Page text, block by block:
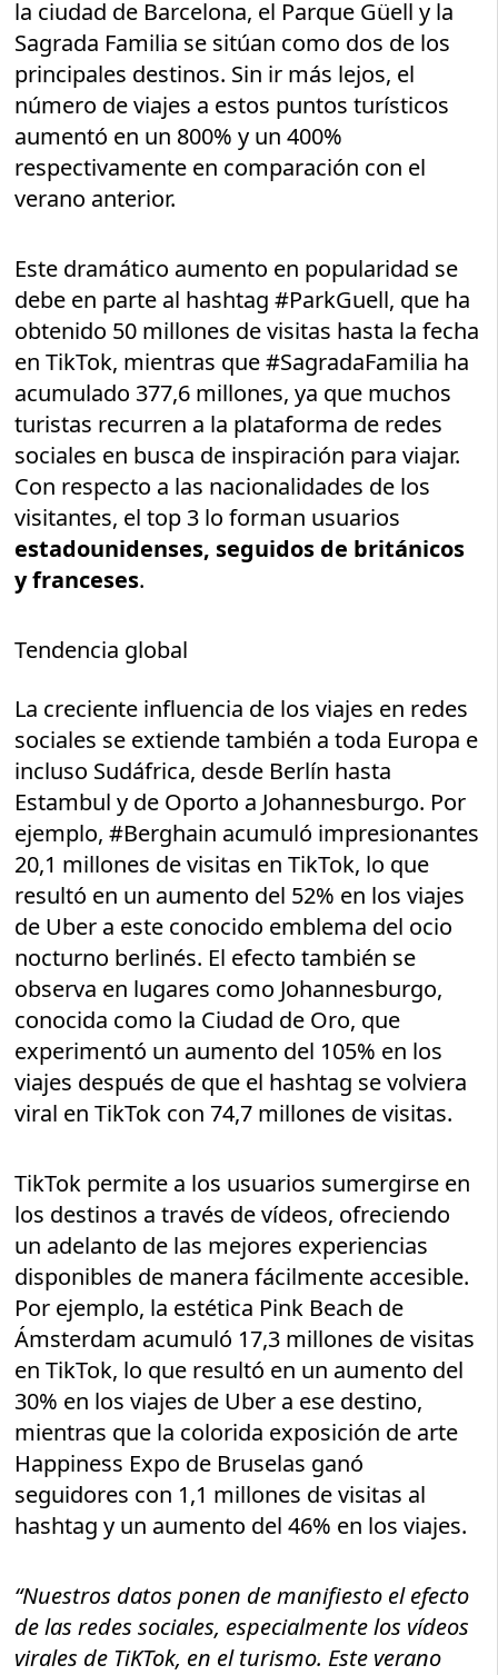
la ciudad de Barcelona, el Parque Güell y la
Sagrada Familia se sitúan como dos de los
principales destinos. Sin ir más lejos, el
número de viajes a estos puntos turísticos
aumentó en un 800% y un 400%
respectivamente en comparación con el
verano anterior.
Este dramático aumento en popularidad se
debe en parte al hashtag #ParkGuell, que ha
obtenido 50 millones de visitas hasta la fecha
en TikTok, mientras que #SagradaFamilia ha
acumulado 377,6 millones, ya que muchos
turistas recurren a la plataforma de redes
sociales en busca de inspiración para viajar.
Con respecto a las nacionalidades de los
visitantes, el top 3 lo forman usuarios
estadounidenses, seguidos de británicos
y franceses.
Tendencia global
La creciente influencia de los viajes en redes
sociales se extiende también a toda Europa e
incluso Sudáfrica, desde Berlín hasta
Estambul y de Oporto a Johannesburgo. Por
ejemplo, #Berghain acumuló impresionantes
20,1 millones de visitas en TikTok, lo que
resultó en un aumento del 52% en los viajes
de Uber a este conocido emblema del ocio
nocturno berlinés. El efecto también se
observa en lugares como Johannesburgo,
conocida como la Ciudad de Oro, que
experimentó un aumento del 105% en los
viajes después de que el hashtag se volviera
viral en TikTok con 74,7 millones de visitas.
TikTok permite a los usuarios sumergirse en
los destinos a través de vídeos, ofreciendo
un adelanto de las mejores experiencias
disponibles de manera fácilmente accesible.
Por ejemplo, la estética Pink Beach de
Ámsterdam acumuló 17,3 millones de visitas
en TikTok, lo que resultó en un aumento del
30% en los viajes de Uber a ese destino,
mientras que la colorida exposición de arte
Happiness Expo de Bruselas ganó
seguidores con 1,1 millones de visitas al
hashtag y un aumento del 46% en los viajes.
“Nuestros datos ponen de manifiesto el efecto
de las redes sociales, especialmente los vídeos
virales de TiKTok, en el turismo. Este verano